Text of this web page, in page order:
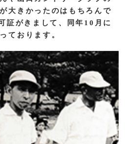
大きかったのはもちろんで
証がきまして、同年10月に
ております。